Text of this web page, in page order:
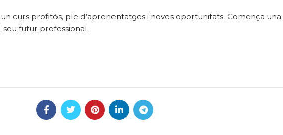
curs profitós, ple d’aprenentatges i noves oportunitats. Comença
futur professional.